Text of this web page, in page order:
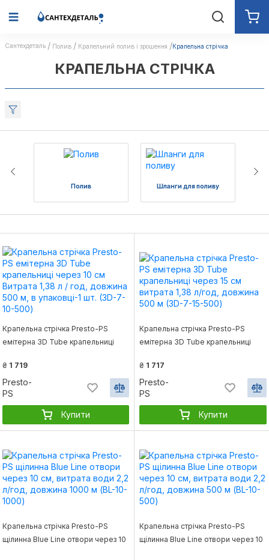
Сантехдеталь Полив Крапельний полив і зрошення Крапельна стрічка
КРАПЕЛЬНА СТРІЧКА
Полив Шланги для поливу
Крапельна стрічка Presto-PS
емітерна 3D Tube крапельниці
довжина 500 м, в упаковці-1 шт.
(3D-7-10-500)
₴ 1 719
Presto-
PS
Купити
Крапельна стрічка Presto-PS
емітерна 3D Tube крапельниці
довжина 500 м (3D-7-15-500)
₴ 1 717
Presto-
PS
Купити
Крапельна стрічка Presto-PS
щілинна Blue Line отвори через 10
Крапельна стрічка Presto-PS
щілинна Blue Line отвори через 10